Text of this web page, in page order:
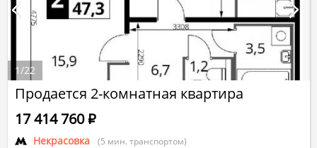
Продается 2-комнатная квартира
Некрасовка (5 мин. транспортом)
17 414 760Р
1/22